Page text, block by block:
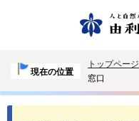
現在の位置
トップページ
窓口